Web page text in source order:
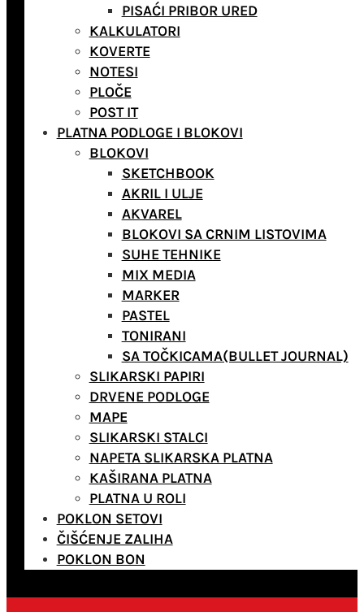
PISAĆI PRIBOR URED
KALKULATORI
KOVERTE
NOTESI
PLOČE
POST IT
PLATNA PODLOGE I BLOKOVI
BLOKOVI
SKETCHBOOK
AKRIL I ULJE
AKVAREL
BLOKOVI SA CRNIM LISTOVIMA
SUHE TEHNIKE
MIX MEDIA
MARKER
PASTEL
TONIRANI
SA TOČKICAMA(BULLET JOURNAL)
SLIKARSKI PAPIRI
DRVENE PODLOGE
MAPE
SLIKARSKI STALCI
NAPETA SLIKARSKA PLATNA
KAŠIRANA PLATNA
PLATNA U ROLI
POKLON SETOVI
ČIŠĆENJE ZALIHA
POKLON BON